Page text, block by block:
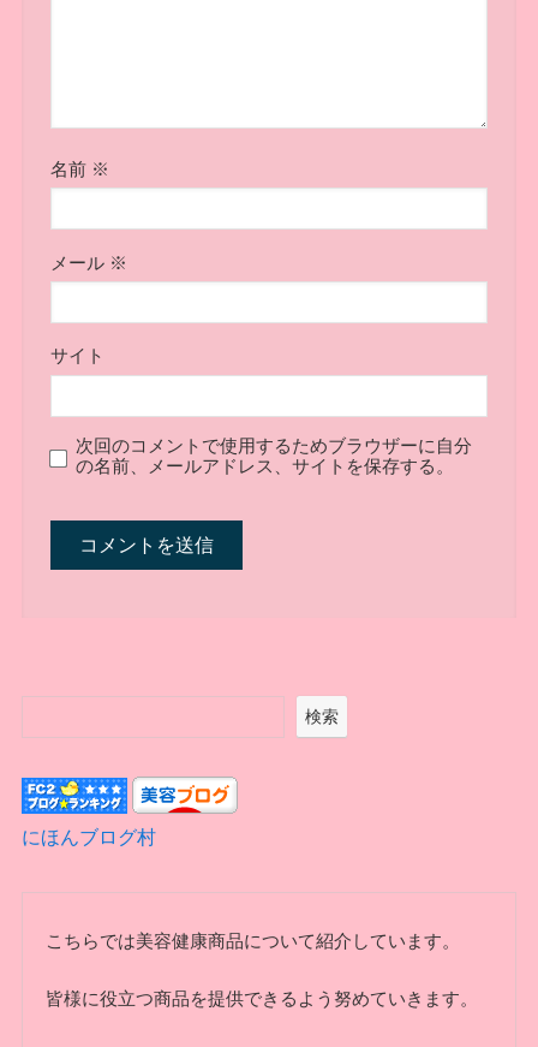
名前 ※
メール ※
サイト
次回のコメントで使用するためブラウザーに自分
の名前、メールアドレス、サイトを保存する。
検索
にほんブログ村
こちらでは美容健康商品について紹介しています。
皆様に役立つ商品を提供できるよう努めていきます。